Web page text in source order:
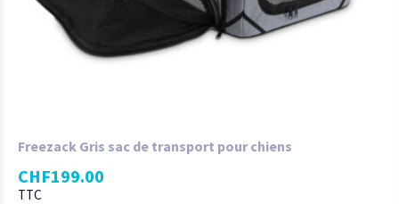
Freezack Gris sac de transport pour chiens
CHF199.00
TTC